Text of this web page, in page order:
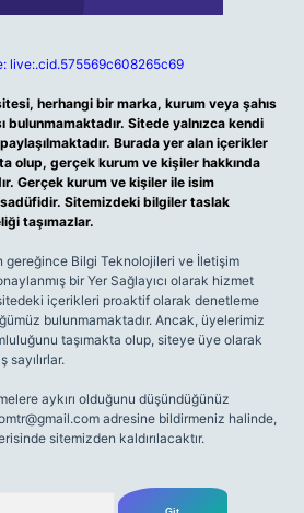
live:.cid.575569c608265c69
herhangi bir marka, kurum veya şahıs
bulunmamaktadır. Sitede yalnızca kendi
paylaşılmaktadır. Burada yer alan içerikler
olup, gerçek kurum ve kişiler hakkında
Gerçek kurum ve kişiler ile isim
Sitemizdeki bilgiler taslak
taşımazlar.
gereğince Bilgi Teknolojileri ve İletişim
bir Yer Sağlayıcı olarak hizmet
içerikleri proaktif olarak denetleme
bulunmamaktadır. Ancak, üyelerimiz
taşımakta olup, siteye üye olarak
sayılırlar.
aykırı olduğunu düşündüğünüz
adresine bildirmeniz halinde,
sitemizden kaldırılacaktır.